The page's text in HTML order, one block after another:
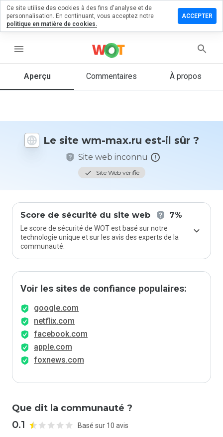
menu
Aperçu Commentaires À propos
Le site wm-max.ru est-il sûr ?
Site web inconnu
Site Web vérifié
Score de sécurité du site web 7%
Le score de sécurité de WOT est basé sur notre
technologie unique et sur les avis des experts de la
communauté.
Voir les sites de confiance populaires:
google.com
netflix.com
facebook.com
apple.com
foxnews.com
Que dit la communauté ?
0.1 Basé sur 10 avis
un
1 et 5
vous à ce
site ?
Ce site utilise des cookies à des fins d'analyse et de
personnalisation. En continuant, vous acceptez notre
politique en matière de cookies.
ACCEPTER